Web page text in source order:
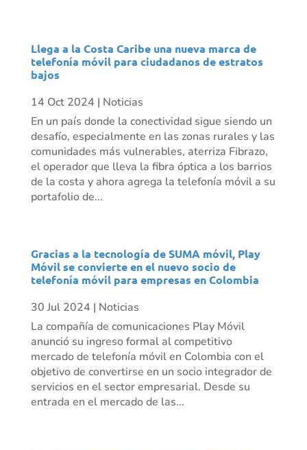
Llega a la Costa Caribe una nueva marca de
telefonía móvil para ciudadanos de estratos
bajos
14 Oct 2024 | Noticias
En un país donde la conectividad sigue siendo un
desafío, especialmente en las zonas rurales y las
comunidades más vulnerables, aterriza Fibrazo,
el operador que lleva la fibra óptica a los barrios
de la costa y ahora agrega la telefonía móvil a su
portafolio de...
Gracias a la tecnología de SUMA móvil, Play
Móvil se convierte en el nuevo socio de
telefonía móvil para empresas en Colombia
30 Jul 2024 | Noticias
La compañía de comunicaciones Play Móvil
anunció su ingreso formal al competitivo
mercado de telefonía móvil en Colombia con el
objetivo de convertirse en un socio integrador de
servicios en el sector empresarial. Desde su
entrada en el mercado de las...